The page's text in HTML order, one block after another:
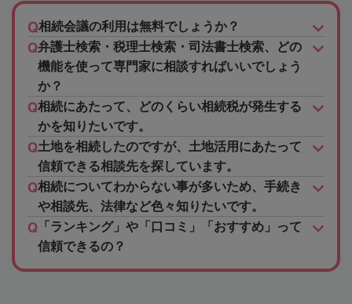
相続会議の利用は無料でしょうか？
弁護士検索・税理士検索・司法書士検索、どの
機能を使って専門家に相談すればいいでしょう
か？
相続にあたって、どのくらい相続税が発生する
かを知りたいです。
土地を相続したのですが、土地活用にあたって
信頼できる相談先を探しています。
相続についてわからない事が多いため、手続き
や相談先、法律など色々知りたいです。
「ランキング」や「口コミ」「おすすめ」って
信頼できるの？